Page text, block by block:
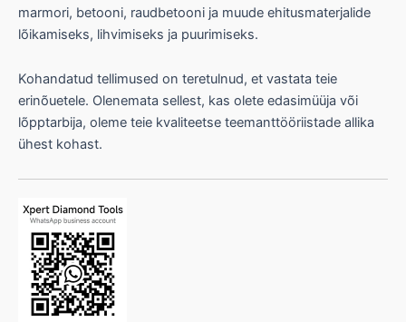
marmori, betooni, raudbetooni ja muude ehitusmaterjalide
lõikamiseks, lihvimiseks ja puurimiseks.
Kohandatud tellimused on teretulnud, et vastata teie
erinõuetele. Olenemata sellest, kas olete edasimüüja või
lõpptarbija, oleme teie kvaliteetse teemanttööriistade allika
ühest kohast.